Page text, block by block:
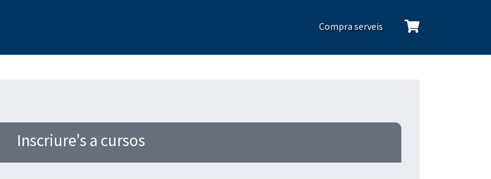
Compra serveis
Inscriure's a cursos